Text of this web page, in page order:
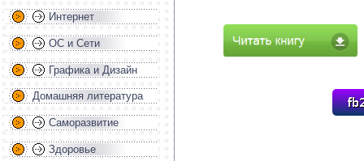
Интернет
ОС и Сети
Графика и Дизайн
Домашняя литература
Саморазвитие
Здоровье